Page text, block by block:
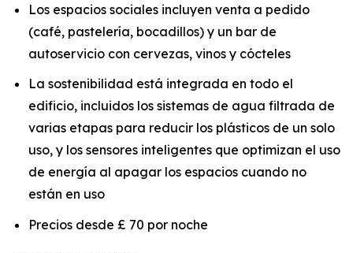
Los espacios sociales incluyen venta a pedido
(café, pastelería, bocadillos) y un bar de
autoservicio con cervezas, vinos y cócteles
La sostenibilidad está integrada en todo el
edificio, incluidos los sistemas de agua filtrada de
varias etapas para reducir los plásticos de un solo
uso, y los sensores inteligentes que optimizan el uso
de energía al apagar los espacios cuando no
están en uso
Precios desde £ 70 por noche